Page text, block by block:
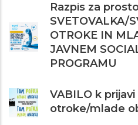
Razpis za
SVETOVALKA/
OTROKE IN
JAVNEM
PROGRAMU
VABILO k
otroke/mlade